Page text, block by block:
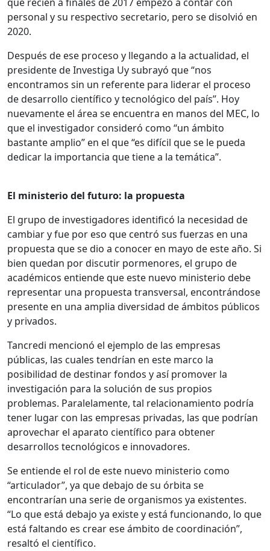
personal y su respectivo secretario, pero se disolvió en
2020.
Después de ese proceso y llegando a la actualidad, el
presidente de Investiga Uy subrayó que “nos
encontramos sin un referente para liderar el proceso
de desarrollo científico y tecnológico del país”. Hoy
nuevamente el área se encuentra en manos del MEC, lo
que el investigador consideró como “un ámbito
bastante amplio” en el que “es difícil que se le pueda
dedicar la importancia que tiene a la temática”.
El ministerio del futuro: la propuesta
El grupo de investigadores identificó la necesidad de
cambiar y fue por eso que centró sus fuerzas en una
propuesta que se dio a conocer en mayo de este año. Si
bien quedan por discutir pormenores, el grupo de
académicos entiende que este nuevo ministerio debe
representar una propuesta transversal, encontrándose
presente en una amplia diversidad de ámbitos públicos
y privados.
Tancredi mencionó el ejemplo de las empresas
públicas, las cuales tendrían en este marco la
posibilidad de destinar fondos y así promover la
investigación para la solución de sus propios
problemas. Paralelamente, tal relacionamiento podría
tener lugar con las empresas privadas, las que podrían
aprovechar el aparato científico para obtener
desarrollos tecnológicos e innovadores.
Se entiende el rol de este nuevo ministerio como
“articulador”, ya que debajo de su órbita se
encontrarían una serie de organismos ya existentes.
“Lo que está debajo ya existe y está funcionando, lo que
está faltando es crear ese ámbito de coordinación”,
resaltó el científico.